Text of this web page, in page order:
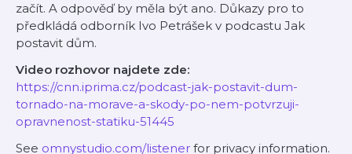
začít. A odpověď by měla být ano. Důkazy pro to
předkládá odborník Ivo Petrášek v podcastu Jak
postavit dům.
Video rozhovor najdete zde:
https://cnn.iprima.cz/podcast-jak-postavit-dum-
tornado-na-morave-a-skody-po-nem-potvrzuji-
opravnenost-statiku-51445
See omnystudio.com/listener for privacy information.